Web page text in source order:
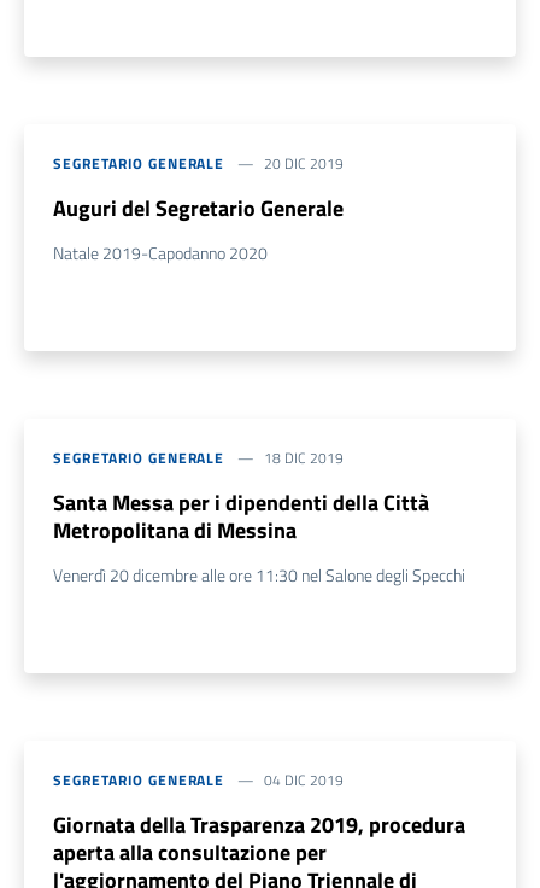
SEGRETARIO GENERALE 20 DIC 2019
Auguri del Segretario Generale
Natale 2019-Capodanno 2020
SEGRETARIO GENERALE 18 DIC 2019
Santa Messa per i dipendenti della Città
Metropolitana di Messina
Venerdì 20 dicembre alle ore 11:30 nel Salone degli Specchi
SEGRETARIO GENERALE 04 DIC 2019
Giornata della Trasparenza 2019, procedura
aperta alla consultazione per
l'aggiornamento del Piano Triennale di